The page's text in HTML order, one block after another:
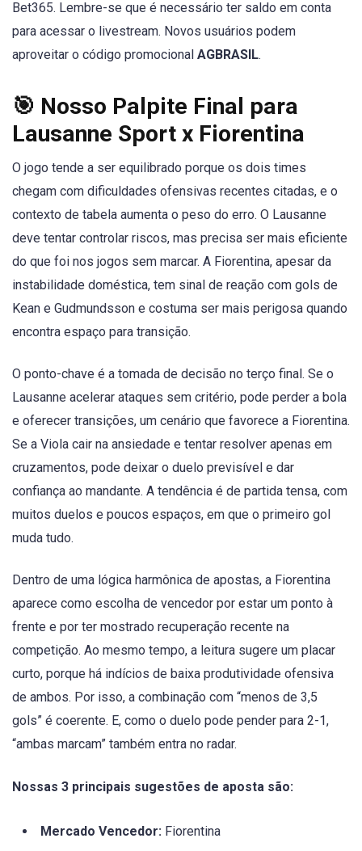
Bet365. Lembre-se que é necessário ter saldo em conta
para acessar o livestream. Novos usuários podem
aproveitar o código promocional AGBRASIL.
🎯 Nosso Palpite Final para
Lausanne Sport x Fiorentina
O jogo tende a ser equilibrado porque os dois times
chegam com dificuldades ofensivas recentes citadas, e o
contexto de tabela aumenta o peso do erro. O Lausanne
deve tentar controlar riscos, mas precisa ser mais eficiente
do que foi nos jogos sem marcar. A Fiorentina, apesar da
instabilidade doméstica, tem sinal de reação com gols de
Kean e Gudmundsson e costuma ser mais perigosa quando
encontra espaço para transição.
O ponto-chave é a tomada de decisão no terço final. Se o
Lausanne acelerar ataques sem critério, pode perder a bola
e oferecer transições, um cenário que favorece a Fiorentina.
Se a Viola cair na ansiedade e tentar resolver apenas em
cruzamentos, pode deixar o duelo previsível e dar
confiança ao mandante. A tendência é de partida tensa, com
muitos duelos e poucos espaços, em que o primeiro gol
muda tudo.
Dentro de uma lógica harmônica de apostas, a Fiorentina
aparece como escolha de vencedor por estar um ponto à
frente e por ter mostrado recuperação recente na
competição. Ao mesmo tempo, a leitura sugere um placar
curto, porque há indícios de baixa produtividade ofensiva
de ambos. Por isso, a combinação com “menos de 3,5
gols” é coerente. E, como o duelo pode pender para 2-1,
“ambas marcam” também entra no radar.
Nossas 3 principais sugestões de aposta são:
Mercado Vencedor: Fiorentina